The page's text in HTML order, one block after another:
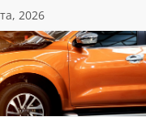
2026